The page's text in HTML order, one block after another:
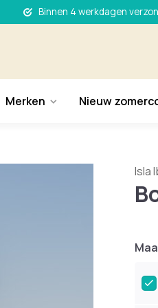
Binnen 4 werkdagen
Merken Nieuw
Isla